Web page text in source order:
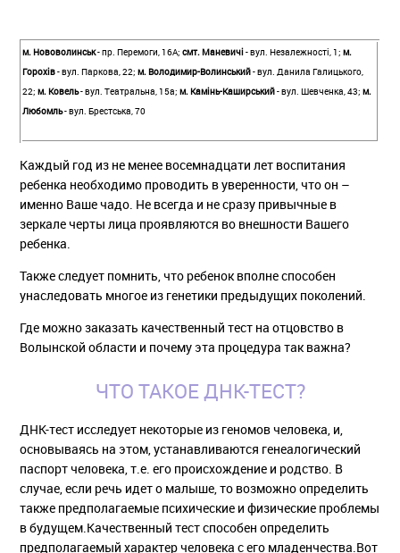
м. Нововолинськ- пр. Перемоги, 16А;смт. Маневичі - вул. Незалежності, 1;м.
Горохів- вул. Паркова, 22;м. Володимир-Волинський- вул. Данила Галицького,
22;м. Ковель- вул. Театральна, 15а;м. Камінь-Каширський- вул. Шевченка, 43;м.
Любомль- вул. Брестська, 70
Каждый год из не менее восемнадцати лет воспитания
ребенка необходимо проводить в уверенности, что он –
именно Ваше чадо. Не всегда и не сразу привычные в
зеркале черты лица проявляются во внешности Вашего
ребенка.
Также следует помнить, что ребенок вполне способен
унаследовать многое из генетики предыдущих поколений.
Где можно заказать качественный тест на отцовство в
Волынской области и почему эта процедура так важна?
ЧТО ТАКОЕ ДНК-ТЕСТ?
ДНК-тест исследует некоторые из геномов человека, и,
основываясь на этом, устанавливаются генеалогический
паспорт человека, т.е. его происхождение и родство. В
случае, если речь идет о малыше, то возможно определить
также предполагаемые психические и физические проблемы
в будущем.Качественный тест способен определить
предполагаемый характер человека с его младенчества.Вот